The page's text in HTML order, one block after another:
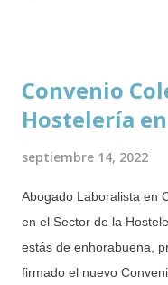
con fines de
incluso mientras se
disfrutando del citado
embarazadas, no se las
de prueba ( novedad
despido esté justificado
ajena a la maternidad o
Convenio
Hostelería
septiembre 14, 2022
Abogado Laboralista en
en el Sector de la
estás de enhorabuena,
firmado el nuevo